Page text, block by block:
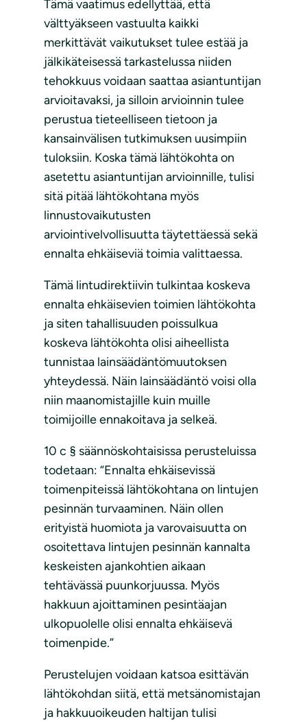
Tämä vaatimus edellyttää, että
välttyäkseen vastuulta kaikki
merkittävät vaikutukset tulee estää ja
jälkikäteisessä tarkastelussa niiden
tehokkuus voidaan saattaa asiantuntijan
arvioitavaksi, ja silloin arvioinnin tulee
perustua tieteelliseen tietoon ja
kansainvälisen tutkimuksen uusimpiin
tuloksiin. Koska tämä lähtökohta on
asetettu asiantuntijan arvioinnille, tulisi
sitä pitää lähtökohtana myös
linnustovaikutusten
arviointivelvollisuutta täytettäessä sekä
ennalta ehkäiseviä toimia valittaessa.
Tämä lintudirektiivin tulkintaa koskeva
ennalta ehkäisevien toimien lähtökohta
ja siten tahallisuuden poissulkua
koskeva lähtökohta olisi aiheellista
tunnistaa lainsäädäntömuutoksen
yhteydessä. Näin lainsäädäntö voisi olla
niin maanomistajille kuin muille
toimijoille ennakoitava ja selkeä.
10 c § säännöskohtaisissa perusteluissa
todetaan: “Ennalta ehkäisevissä
toimenpiteissä lähtökohtana on lintujen
pesinnän turvaaminen. Näin ollen
erityistä huomiota ja varovaisuutta on
osoitettava lintujen pesinnän kannalta
keskeisten ajankohtien aikaan
tehtävässä puunkorjuussa. Myös
hakkuun ajoittaminen pesintäajan
ulkopuolelle olisi ennalta ehkäisevä
toimenpide.”
Perustelujen voidaan katsoa esittävän
lähtökohdan siitä, että metsänomistajan
ja hakkuuoikeuden haltijan tulisi